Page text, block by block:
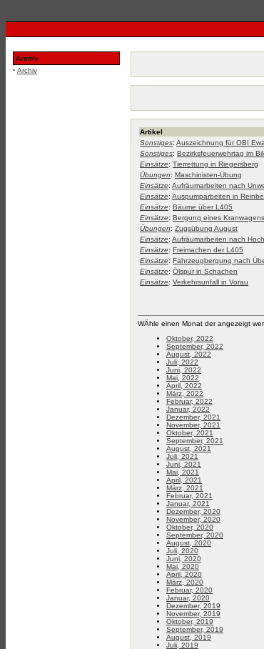
Archiv
· Archiv
Artikel
Sonstiges: Auszeichnung für OBI
Sonstiges: Bezirksfeuerwehrtag im
Einsätze: Tierrettung in Riegersberg
Übungen: Maschinisten-Übung
Einsätze: Aufräumarbeiten nach
Einsätze: Auspumparbeiten in
Einsätze: Bäume über L405
Einsätze: Bergung eines
Übungen: Zugsübung August
Einsätze: Aufräumarbeiten nach
Einsätze: Freimachen der L405
Einsätze: Fahrzeugbergung nach
Einsätze: Ölspur in Schachen
Einsätze: Verkehrsunfall in Vorau
WÄhle einen Monat der angezeigt
Oktober, 2022
September, 2022
August, 2022
Juli, 2022
Juni, 2022
Mai, 2022
April, 2022
März, 2022
Februar, 2022
Januar, 2022
Dezember, 2021
November, 2021
Oktober, 2021
September, 2021
August, 2021
Juli, 2021
Juni, 2021
Mai, 2021
April, 2021
März, 2021
Februar, 2021
Januar, 2021
Dezember, 2020
November, 2020
Oktober, 2020
September, 2020
August, 2020
Juli, 2020
Juni, 2020
Mai, 2020
April, 2020
März, 2020
Februar, 2020
Januar, 2020
Dezember, 2019
November, 2019
Oktober, 2019
September, 2019
August, 2019
Juli, 2019